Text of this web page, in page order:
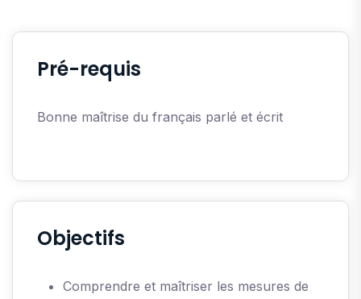
Pré-requis
Bonne maîtrise du français parlé et écrit
Objectifs
Comprendre et maîtriser les mesures de